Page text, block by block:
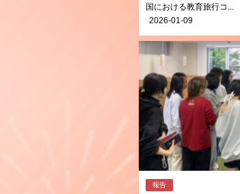
国における教育旅行コ...
2026-01-09
報告